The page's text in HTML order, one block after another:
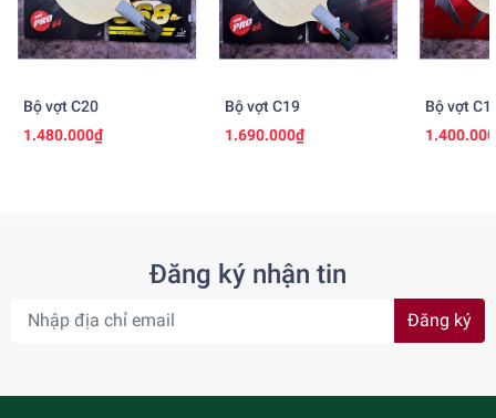
Bộ vợt C20
1.480.000₫
Bộ vợt C19
1.690.000₫
Bộ vợt
Đăng ký nhận tin
Đăng ký